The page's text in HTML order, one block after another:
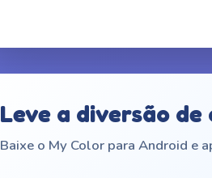
Leve a diversão
Baixe o My Color para Android e